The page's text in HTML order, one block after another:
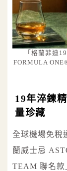
「格蘭菲迪
FORMULA
19年淬鍊
量珍藏
全球機場免稅
蘭威士忌
TEAM 聯名款